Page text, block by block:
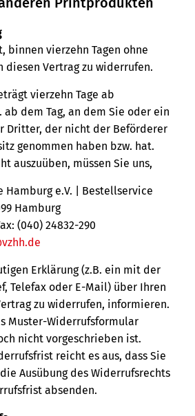
binnen vierzehn Tagen ohne
diesen Vertrag zu widerrufen.
vierzehn Tage ab
ab dem Tag, an dem Sie oder ein
Dritter, der nicht der Beförderer
genommen haben bzw. hat.
auszuüben, müssen Sie uns,
Hamburg e.V. | Bestellservice
Hamburg
(040) 24832-290
Erklärung (z.B. ein mit der
Telefax oder E-Mail) über Ihren
zu widerrufen, informieren.
Muster-Widerrufsformular
nicht vorgeschrieben ist.
reicht es aus, dass Sie
Ausübung des Widerrufsrechts
absenden.